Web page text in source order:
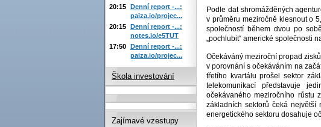
Podle dat shromážděných
v průměru meziročně klesnout o
společností během dvou po
„pochlubit“ americké společnosti
Očekáváný meziroční propad
v porovnání s očekáváním na
třetího kvartálu prošel sektor
telekomunikací představuje
očekávaného meziročního růstu
základních sektorů čeká největší
energetického sektoru dosahuje
20:15 Denní report -...:
paiza.io/projec...
20:15 Denní report -...:
notes.io/e5TUT
17:50 Denní report -...:
paiza.io/projec...
Škola investování
Zajímavé vzestupy